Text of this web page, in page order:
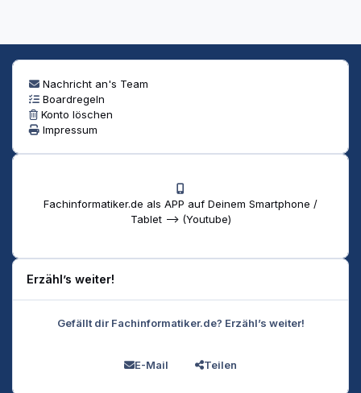
Nachricht an's Team
Boardregeln
Konto löschen
Impressum
Fachinformatiker.de als APP auf Deinem Smartphone /
Tablet --> (Youtube)
Erzähl’s weiter!
Gefällt dir Fachinformatiker.de? Erzähl’s weiter!
E-Mail Teilen